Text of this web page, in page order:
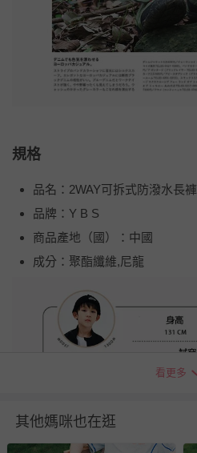
規格
品名：2WAY可拆式防潑水長褲
品牌：Y B S
商品產地（國）：中國
成分：聚酯纖維,尼龍
看更多
其他媽咪也在逛